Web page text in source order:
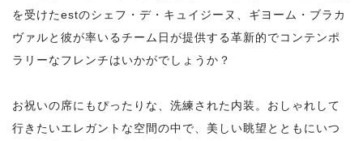
を受けたestのシェフ・デ・キュイジーヌ、ギヨーム・ブラカ
ヴァルと彼が率いるチーム日が提供する革新的でコンテンポ
ラリーなフレンチはいかがでしょうか？
お祝いの席にもぴったりな、洗練された内装。おしゃれして
行きたいエレガントな空間の中で、美しい眺望とともにいつ